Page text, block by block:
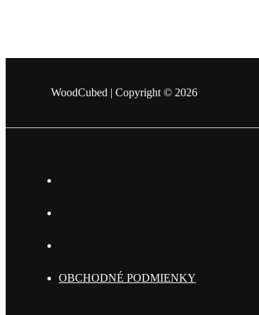
WoodCubed | Copyright © 2026
OBCHODNÉ PODMIENKY